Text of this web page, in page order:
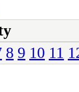
8 9 10 11